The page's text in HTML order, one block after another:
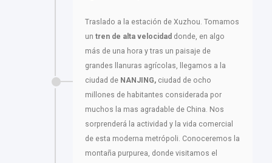
Traslado a la estación de Xuzhou. Tomamos
un tren de alta velocidad donde, en algo
más de una hora y tras un paisaje de
grandes llanuras agrícolas, llegamos a la
ciudad de NANJING, ciudad de ocho
millones de habitantes considerada por
muchos la mas agradable de China. Nos
sorprenderá la actividad y la vida comercial
de esta moderna metrópoli. Conoceremos la
montaña purpurea, donde visitamos el